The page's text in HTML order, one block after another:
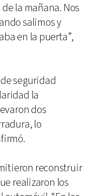
la mañana. Nos
salimos y
en la puerta”,
seguridad
la
dos
lo
reconstruir
realizaron los